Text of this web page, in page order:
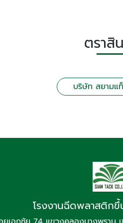
ตราสิ
บริษัท สยามแ
โรงงานฉีดพลาสติก